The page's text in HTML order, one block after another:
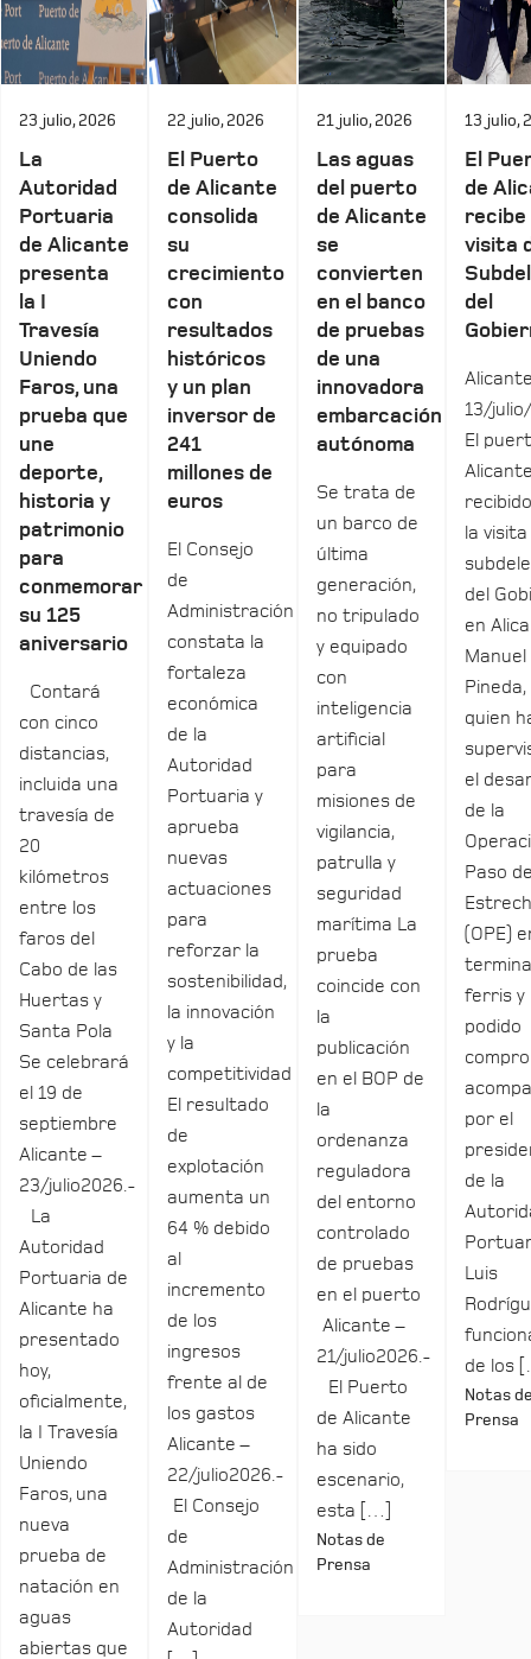
23 julio, 2026
La
Autoridad
Portuaria
de Alicante
presenta
la I
Travesía
Uniendo
Faros, una
prueba que
une
deporte,
historia y
patrimonio
para
conmemorar
su 125
aniversario
Contará
con cinco
distancias,
incluida una
travesía de
20
kilómetros
entre los
faros del
Cabo de las
Huertas y
Santa Pola
Se celebrará
el 19 de
septiembre
Alicante –
23/julio2026.-
La
Autoridad
Portuaria de
Alicante ha
presentado
hoy,
oficialmente,
la I Travesía
Uniendo
Faros, una
nueva
prueba de
natación en
aguas
abiertas que
22 julio, 2026
El Puerto
de Alicante
consolida
su
crecimiento
con
resultados
históricos
y un plan
inversor de
241
millones de
euros
El Consejo
de
Administración
constata la
fortaleza
económica
de la
Autoridad
Portuaria y
aprueba
nuevas
actuaciones
para
reforzar la
sostenibilidad,
la innovación
y la
competitividad
El resultado
de
explotación
aumenta un
64 % debido
al
incremento
de los
ingresos
frente al de
los gastos
Alicante –
22/julio2026.-
El Consejo
de
Administración
de la
Autoridad
21 julio, 2026
Las aguas
del puerto
de Alicante
se
convierten
en el banco
de pruebas
de una
innovadora
embarcación
autónoma
Se trata de
un barco de
última
generación,
no tripulado
y equipado
con
inteligencia
artificial
para
misiones de
vigilancia,
patrulla y
seguridad
marítima La
prueba
coincide con
la
publicación
en el BOP de
la
ordenanza
reguladora
del entorno
controlado
de pruebas
en el puerto
Alicante –
21/julio2026.-
El Puerto
de Alicante
ha sido
escenario,
esta […]
Notas de
Prensa
13 julio,
El
de
recibe
visita
del
13/
El
la
del
en
Manuel
Pineda,
quien
el
de la
Paso
(OPE)
ferris y
podido
por el
de la
Luis
de los
Notas
Prensa